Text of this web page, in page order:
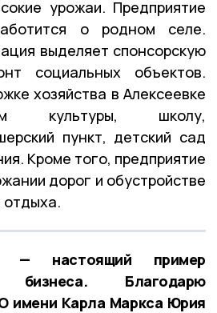
урожаи. Предприятие
о родном селе.
выделяет спонсорскую
социальных объектов.
хозяйства в Алексеевке
культуры, школу,
пункт, детский сад
Кроме того, предприятие
дорог и обустройстве
отдыха.
— настоящий пример
бизнеса. Благодарю
имени Карла Маркса Юрия